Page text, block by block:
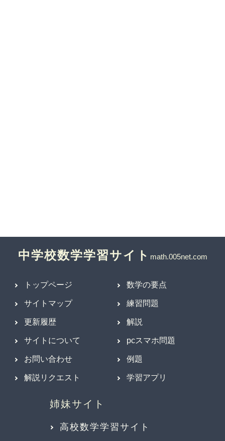
中学校数学学習サイト
トップページ
サイトマップ
更新履歴
サイトについて
お問い合わせ
解説リクエスト
数学の要点
練習問題
解説
pcスマホ問題
例題
学習アプリ
高校数学学習サイト